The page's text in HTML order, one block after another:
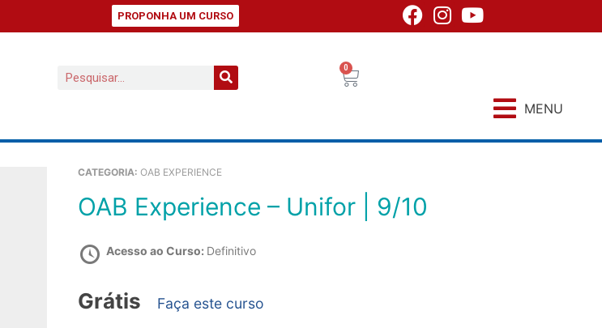
PROPONHA UM CURSO
0
MENU
CATEGORIA:OAB EXPERIENCE
OAB Experience – Unifor | 9/10
Acesso ao Curso: Definitivo
Grátis Faça este curso